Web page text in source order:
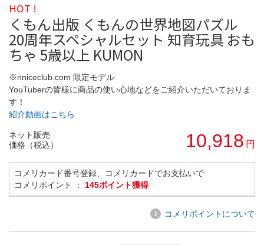
HOT !
くもん出版 くもんの世界地図パズル
20周年スペシャルセット 知育玩具 おも
ちゃ 5歳以上 KUMON
※nniceclub.com 限定モデル
YouTuberの皆様に商品の使い心地などをご紹介いただいておりま
す！
紹介動画はこちら
ネット販売
価格（税込）
10,918 円
コメリカード番号登録、コメリカードでお支払いで
コメリポイント ： 145ポイント獲得
コメリポイントについて